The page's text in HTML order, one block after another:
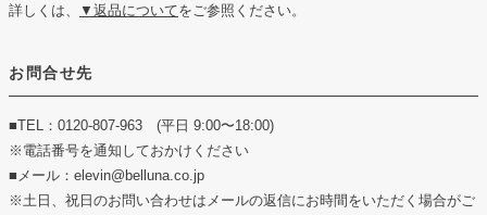
詳しくは、
▼返品についてをご参照ください。
お問合せ先
■TEL：0120-807-963 (平日 9:00〜18:00)
※電話番号を通知しておかけください
■メール：elevin@belluna.co.jp
※土日、祝日のお問い合わせはメールの返信にお時間をいただく場合がご